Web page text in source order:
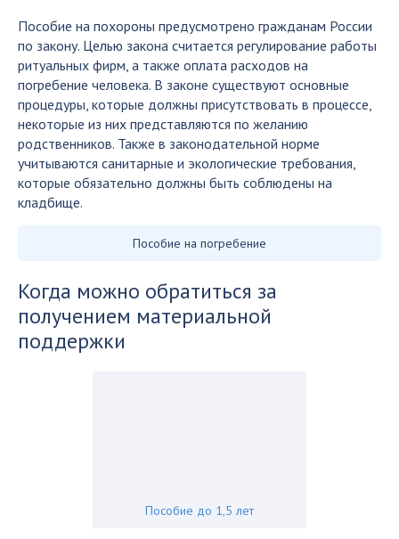
Пособие на похороны предусмотрено гражданам России
по закону. Целью закона считается регулирование работы
ритуальных фирм, а также оплата расходов на
погребение человека. В законе существуют основные
процедуры, которые должны присутствовать в процессе,
некоторые из них представляются по желанию
родственников. Также в законодательной норме
учитываются санитарные и экологические требования,
которые обязательно должны быть соблюдены на
кладбище.
Пособие на погребение
Когда можно обратиться за
получением материальной
поддержки
Пособие до 1,5 лет